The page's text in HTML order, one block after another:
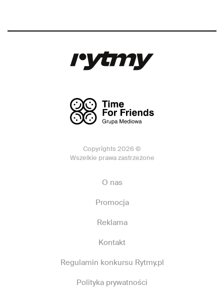
Copyrights 2026 ©
Wszelkie prawa zastrzeżone
O nas
Promocja
Reklama
Kontakt
Regulamin konkursu Rytmy.pl
Polityka prywatności